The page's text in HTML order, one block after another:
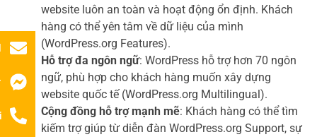
website luôn an toàn và hoạt động ổn định. Khách
hàng có thể yên tâm về dữ liệu của mình
(WordPress.org Features).
Hỗ trợ đa ngôn ngữ: WordPress hỗ trợ hơn 70 ngôn
ngữ, phù hợp cho khách hàng muốn xây dựng
website quốc tế (WordPress.org Multilingual).
Cộng đồng hỗ trợ mạnh mẽ: Khách hàng có thể tìm
kiếm trợ giúp từ diễn đàn WordPress.org Support, sự